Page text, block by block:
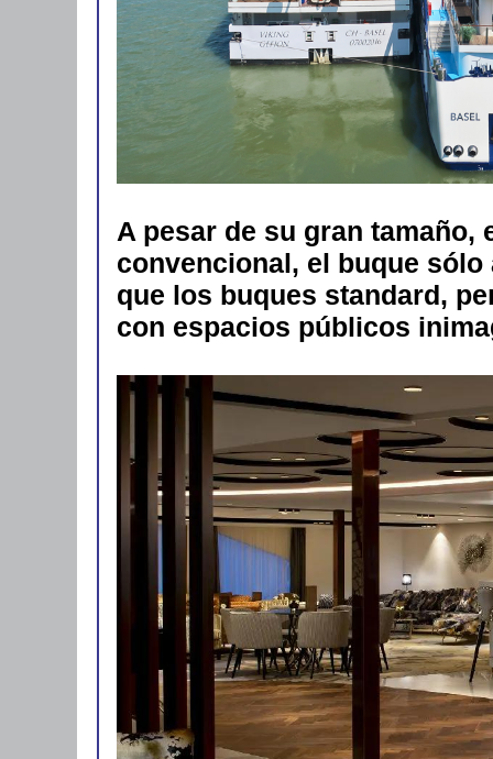
A pesar de su gran tamaño,
convencional, el buque sólo
que los buques standard,
con espacios públicos